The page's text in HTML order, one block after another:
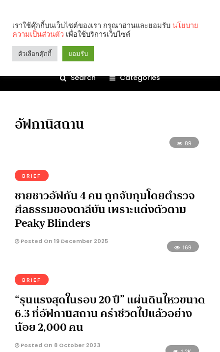
Search Categories
อัฟกานิสถาน
89
BRIEF
ชายชาวอัฟกัน 4 คน ถูกจับกุมโดยตำรวจ
ศีลธรรมของตาลีบัน เพราะแต่งตัวตาม
Peaky Blinders
Posted On 19 December 2025
169
BRIEF
“รุนแรงสุดในรอบ 20 ปี” แผ่นดินไหวขนาด
6.3 ที่อัฟกานิสถาน คร่าชีวิตไปแล้วอย่าง
น้อย 2,000 คน
Posted On 8 October 2023
เราใช้คุ๊กกี้บนเว็บไซต์ของเรา กรุณาอ่านและยอมรับ นโยบาย
ความเป็นส่วนตัว เพื่อใช้บริการเว็บไซต์
ตัวเลือกคุ๊กกี้ ยอมรับ